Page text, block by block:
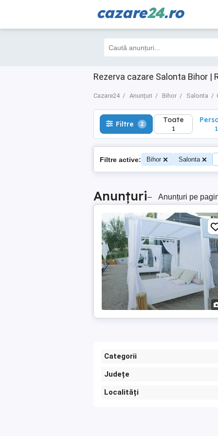
cazare24.ro
Rezerva cazare Salonta Bihor |
Cazare24 Anunțuri Bihor Salonta
Filtre 2 Toate
1
Filtre 2 Toate
1 1
Filtre active: Bihor Salonta
Anunțuri– Anunțuri pe
Categorii
Județe
Localități